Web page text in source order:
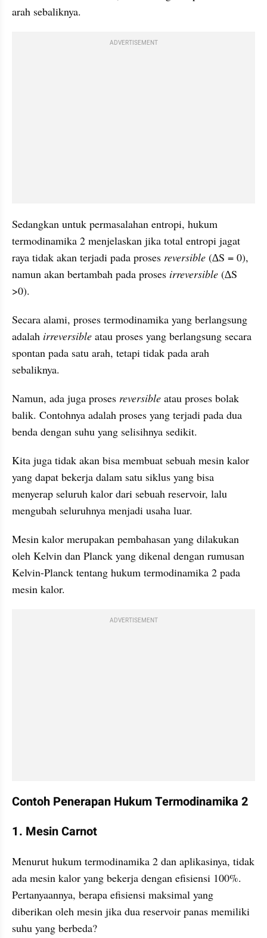
arah sebaliknya.
ADVERTISEMENT
Sedangkan untuk permasalahan entropi, hukum
termodinamika 2 menjelaskan jika total entropi jagat
raya tidak akan terjadi pada proses reversible (∆S = 0),
namun akan bertambah pada proses irreversible (∆S
>0).
Secara alami, proses termodinamika yang berlangsung
adalah irreversible atau proses yang berlangsung secara
spontan pada satu arah, tetapi tidak pada arah
sebaliknya.
Namun, ada juga proses reversible atau proses bolak
balik. Contohnya adalah proses yang terjadi pada dua
benda dengan suhu yang selisihnya sedikit.
Kita juga tidak akan bisa membuat sebuah mesin kalor
yang dapat bekerja dalam satu siklus yang bisa
menyerap seluruh kalor dari sebuah reservoir, lalu
mengubah seluruhnya menjadi usaha luar.
Mesin kalor merupakan pembahasan yang dilakukan
oleh Kelvin dan Planck yang dikenal dengan rumusan
Kelvin-Planck tentang hukum termodinamika 2 pada
mesin kalor.
ADVERTISEMENT
Contoh Penerapan Hukum Termodinamika 2
1. Mesin Carnot
Menurut hukum termodinamika 2 dan aplikasinya, tidak
ada mesin kalor yang bekerja dengan efisiensi 100%.
Pertanyaannya, berapa efisiensi maksimal yang
diberikan oleh mesin jika dua reservoir panas memiliki
suhu yang berbeda?